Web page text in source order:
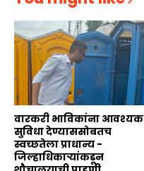
वारकरी भाविकांना आवश्यक
सुविधा देण्याससोबतच
स्वच्छतेला प्राधान्य -
जिल्हाधिकाऱ्यांकडून